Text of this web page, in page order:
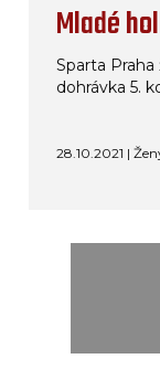
Mladé
Sparta
dohrávka 5.
28.10.2021 |